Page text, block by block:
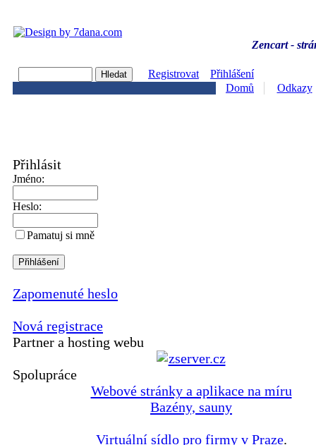
Zencart -
Registrovat
Přihlášení
Domů
Odkazy
Přihlásit
Jméno:
Heslo:
Pamatuj si mně
Zapomenuté heslo
Nová registrace
Partner a hosting webu
Spolupráce
Webové stránky a aplikace na míru
Bazény, sauny
Virtuální sídlo pro firmy v Praze.